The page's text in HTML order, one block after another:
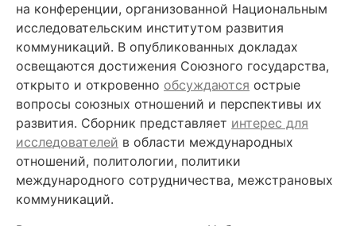
на конференции, организованной Национальным
исследовательским институтом развития
коммуникаций. В опубликованных докладах
освещаются достижения Союзного государства,
открыто и откровенно обсуждаются острые
вопросы союзных отношений и перспективы их
развития. Сборник представляет интерес для
исследователей в области международных
отношений, политологии, политики
международного сотрудничества, межстрановых
коммуникаций.